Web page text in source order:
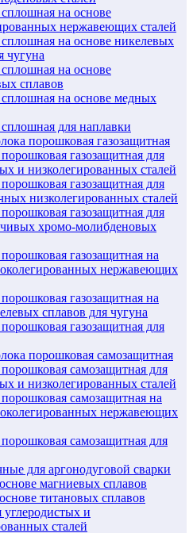
на основе
нержавеющих сталей
на основе никелевых
чугуна
на основе
сплавов
на основе медных
для наплавки
порошковая газозащитная
газозащитная для
и низколегированных сталей
газозащитная для
низколегированных сталей
газозащитная для
хромо-молибденовых
газозащитная на
нержавеющих
газозащитная на
сплавов для чугуна
газозащитная для
порошковая самозащитная
самозащитная для
и низколегированных сталей
самозащитная на
нержавеющих
самозащитная для
для аргонодуговой сварки
магниевых сплавов
титановых сплавов
и
сталей